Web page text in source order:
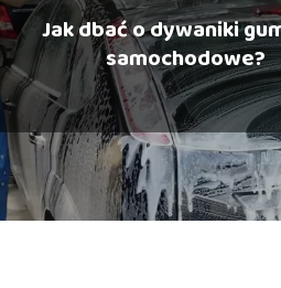
Jak dbać o dywaniki
samochodowe?